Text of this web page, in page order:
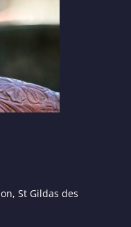
St Gildas des